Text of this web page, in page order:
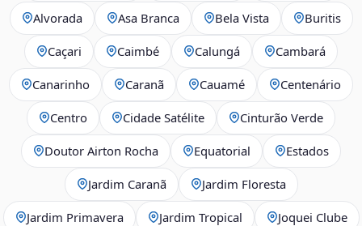
Alvorada Asa Branca Bela Vista Buritis
Caçari Caimbé Calungá Cambará
Canarinho Caranã Cauamé Centenário
Centro Cidade Satélite Cinturão Verde
Doutor Airton Rocha Equatorial Estados
Jardim Caranã Jardim Floresta
Jardim Primavera Jardim Tropical Joquei Clube